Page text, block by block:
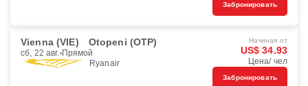
Забронировать
Vienna (VIE) Otopeni (OTP)
сб, 22 авг. Прямой
Ryanair
Начиная от
US$ 34.93
Цена/ чел
Забронировать